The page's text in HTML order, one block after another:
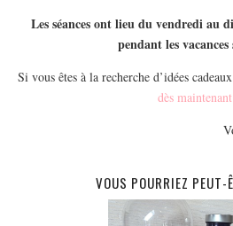
Les séances ont lieu du vendredi au
pendant les vacances
Si vous êtes à la recherche d’idées
dès maintenant
VOUS POURRIEZ PEUT-